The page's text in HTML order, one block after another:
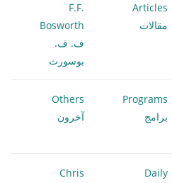
Articles
مقالات
F.F.
Bosworth
ف. ف.
بوسورث
Programs
برامج
Others
آخرون
Daily
Chris